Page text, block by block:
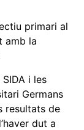
primari al
amb la
i les
Germans
resultats de
dut a